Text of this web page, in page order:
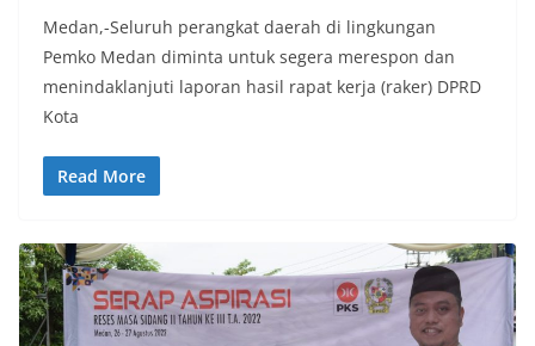
Medan,-Seluruh perangkat daerah di lingkungan
Pemko Medan diminta untuk segera merespon dan
menindaklanjuti laporan hasil rapat kerja (raker) DPRD
Kota
Read More